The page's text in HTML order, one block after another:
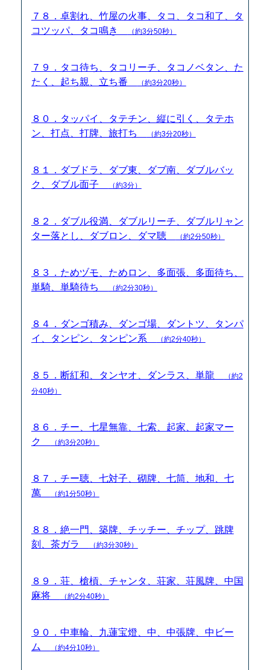
７８．卓割れ、竹屋の火事、タコ、タコ和了、タ
コツッパ、タコ鳴き
（約3分50秒）
７９．タコ待ち、タコリーチ、タコノベタン、た
たく、起ち親、立ち番
（約3分20秒）
８０．タッパイ、タテチン、縦に引く、タテホ
ン、打点、打牌、旅打ち
（約3分20秒）
８１．ダブドラ、ダブ東、ダブ南、ダブルバッ
ク、ダブル面子
（約3分）
８２．ダブル役満、ダブルリーチ、ダブルリャン
ター落とし、ダブロン、ダマ聴
（約2分50秒）
８３．ためヅモ、ためロン、多面張、多面待ち、
単騎、単騎待ち
（約2分30秒）
８４．ダンゴ積み、ダンゴ場、ダントツ、タンパ
イ、タンピン、タンピン系
（約2分40秒）
８５．断紅和、タンヤオ、ダンラス、単龍
（約2
分40秒）
８６．チー、七星無靠、七索、起家、起家マー
ク
（約3分20秒）
８７．チー聴、七対子、砌牌、七筒、地和、七
萬
（約1分50秒）
８８．絶一門、築牌、チッチー、チップ、跳牌
刻、茶ガラ
（約3分30秒）
８９．荘、槍槓、チャンタ、荘家、荘風牌、中国
麻将
（約2分40秒）
９０．中車輪、九蓮宝燈、中、中張牌、中ビー
ム
（約4分10秒）